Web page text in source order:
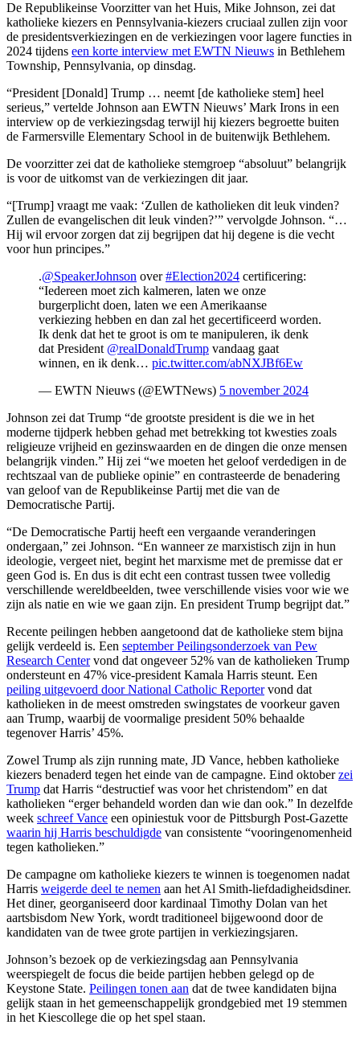
De Republikeinse Voorzitter van het Huis, Mike Johnson, zei dat
katholieke kiezers en Pennsylvania-kiezers cruciaal zullen zijn voor
de presidentsverkiezingen en de verkiezingen voor lagere functies in
2024 tijdens een korte interview met EWTN Nieuws in Bethlehem
Township, Pennsylvania, op dinsdag.
“President [Donald] Trump … neemt [de katholieke stem] heel
serieus,” vertelde Johnson aan EWTN Nieuws’ Mark Irons in een
interview op de verkiezingsdag terwijl hij kiezers begroette buiten
de Farmersville Elementary School in de buitenwijk Bethlehem.
De voorzitter zei dat de katholieke stemgroep “absoluut” belangrijk
is voor de uitkomst van de verkiezingen dit jaar.
“[Trump] vraagt me vaak: ‘Zullen de katholieken dit leuk vinden?
Zullen de evangelischen dit leuk vinden?’” vervolgde Johnson. “…
Hij wil ervoor zorgen dat zij begrijpen dat hij degene is die vecht
voor hun principes.”
.@SpeakerJohnson over#Election2024 certificering:
“Iedereen moet zich kalmeren, laten we onze
burgerplicht doen, laten we een Amerikaanse
verkiezing hebben en dan zal het gecertificeerd worden.
Ik denk dat het te groot is om te manipuleren, ik denk
dat President @realDonaldTrump vandaag gaat
winnen, en ik denk… pic.twitter.com/abNXJBf6Ew
— EWTN Nieuws (@EWTNews) 5 november 2024
Johnson zei dat Trump “de grootste president is die we in het
moderne tijdperk hebben gehad met betrekking tot kwesties zoals
religieuze vrijheid en gezinswaarden en de dingen die onze mensen
belangrijk vinden.” Hij zei “we moeten het geloof verdedigen in de
rechtszaal van de publieke opinie” en contrasteerde de benadering
van geloof van de Republikeinse Partij met die van de
Democratische Partij.
“De Democratische Partij heeft een vergaande veranderingen
ondergaan,” zei Johnson. “En wanneer ze marxistisch zijn in hun
ideologie, vergeet niet, begint het marxisme met de premisse dat er
geen God is. En dus is dit echt een contrast tussen twee volledig
verschillende wereldbeelden, twee verschillende visies voor wie we
zijn als natie en wie we gaan zijn. En president Trump begrijpt dat.”
Recente peilingen hebben aangetoond dat de katholieke stem bijna
gelijk verdeeld is. Een september Peilingsonderzoek van Pew
Research Centervond dat ongeveer 52% van de katholieken Trump
ondersteunt en 47% vice-president Kamala Harris steunt. Een
peiling uitgevoerd door National Catholic Reportervond dat
katholieken in de meest omstreden swingstates de voorkeur gaven
aan Trump, waarbij de voormalige president 50% behaalde
tegenover Harris’ 45%.
Zowel Trump als zijn running mate, JD Vance, hebben katholieke
kiezers benaderd tegen het einde van de campagne. Eind oktoberzei
Trump dat Harris “destructief was voor het christendom” en dat
katholieken “erger behandeld worden dan wie dan ook.” In dezelfde
week schreef Vance een opiniestuk voor de Pittsburgh Post-Gazette
waarin hij Harris beschuldigde van consistente “vooringenomenheid
tegen katholieken.”
De campagne om katholieke kiezers te winnen is toegenomen nadat
Harris weigerde deel te nemen aan het Al Smith-liefdadigheidsdiner.
Het diner, georganiseerd door kardinaal Timothy Dolan van het
aartsbisdom New York, wordt traditioneel bijgewoond door de
kandidaten van de twee grote partijen in verkiezingsjaren.
Johnson’s bezoek op de verkiezingsdag aan Pennsylvania
weerspiegelt de focus die beide partijen hebben gelegd op de
Keystone State. Peilingen tonen aan dat de twee kandidaten bijna
gelijk staan in het gemeenschappelijk grondgebied met 19 stemmen
in het Kiescollege die op het spel staan.